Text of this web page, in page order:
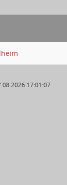
17:01:07